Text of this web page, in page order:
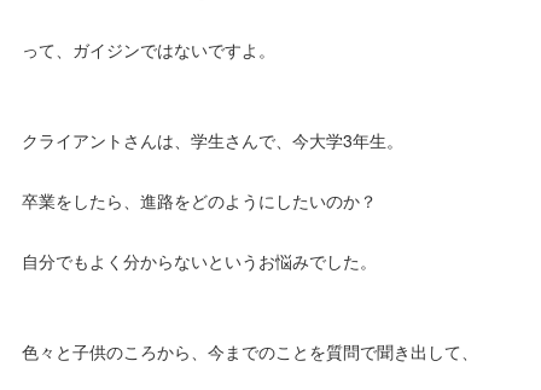
って、ガイジンではないですよ。
クライアントさんは、学生さんで、今大学3年生。
卒業をしたら、進路をどのようにしたいのか？
自分でもよく分からないというお悩みでした。
色々と子供のころから、今までのことを質問で聞き出して、